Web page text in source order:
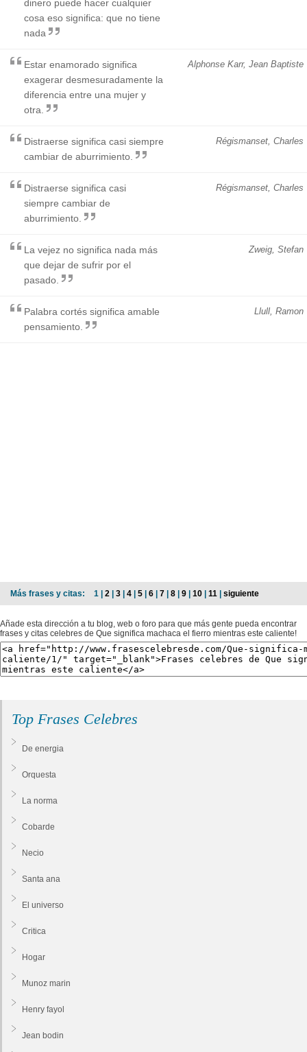
dinero puede hacer cualquier
cosa eso significa: que no tiene
nada
Alphonse Karr, Jean Baptiste
Estar enamorado significa
exagerar desmesuradamente la
diferencia entre una mujer y
otra.
Régismanset, Charles
Distraerse significa casi siempre
cambiar de aburrimiento.
Régismanset, Charles
Distraerse significa casi
siempre cambiar de
aburrimiento.
Zweig, Stefan
La vejez no significa nada más
que dejar de sufrir por el
pasado.
Llull, Ramon
Palabra cortés significa amable
pensamiento.
Más frases y citas: 1 | 2 | 3 | 4 | 5 | 6 | 7 | 8 | 9 | 10 | 11 | siguiente
Añade esta dirección a tu blog, web o foro para que más gente pueda encontrar
frases y citas celebres de Que significa machaca el fierro mientras este caliente!
Top Frases Celebres
De energia
Orquesta
La norma
Cobarde
Necio
Santa ana
El universo
Critica
Hogar
Munoz marin
Henry fayol
Jean bodin